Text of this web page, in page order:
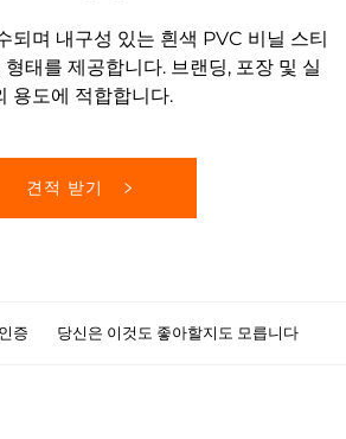
되며 내구성 있는 흰색 PVC 비닐 스티
태를 제공합니다. 브랜딩, 포장 및 실
용도에 적합합니다.
견적 받기
인증 당신은 이것도 좋아할지도 모릅니다